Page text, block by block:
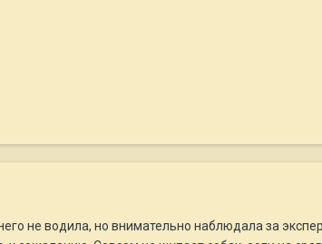
не водила, но внимательно наблюдала за